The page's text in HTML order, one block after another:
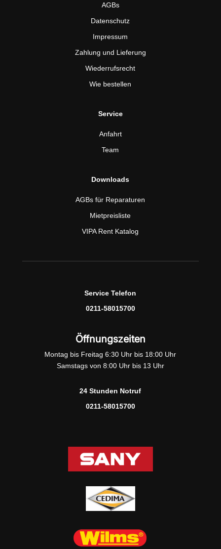
AGBs
Datenschutz
Impressum
Zahlung und Lieferung
Wiederrufsrecht
Wie bestellen
Service
Anfahrt
Team
Downloads
AGBs für Reparaturen
Mietpreisliste
VIPA Rent Katalog
Service Telefon
0211-58015700
Öffnungszeiten
Montag bis Freitag 6:30 Uhr bis 18:00 Uhr
Samstags von 8:00 Uhr bis 13 Uhr
24 Stunden Notruf
0211-58015700